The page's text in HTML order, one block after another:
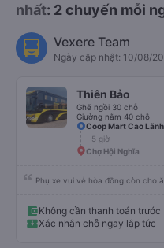
nhất: 2 chuyến mỗi
Vexere Team
Ngày cập nhật: 10/08/
Thiên Bảo
Ghế ngồi 30 chỗ
Giường nằm 40 chỗ
Coop Mart Cao Lãnh
5 giờ
Chợ Hội Nghĩa
Phụ xe vui vẻ hòa đồng còn cho
Không cần thanh toán trước
Xác nhận chỗ ngay lập tức